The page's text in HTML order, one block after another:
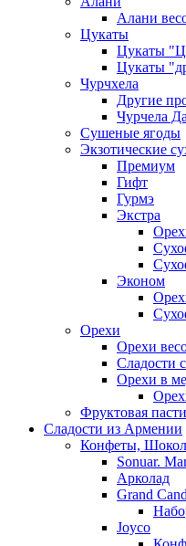
Алани
Цукаты
Цукаты
Цукаты
Чурчхела
Другие
Чурчела
Сушеные ягоды
Экзотические
Премиум
Гифт
Гурмэ
Экстра
Эконом
Орехи
Орехи
Сладости
Орехи в
Фруктовая
Сладости из Армении
Конфеты,
Sonuar.
Арколад
Grand
Joyco